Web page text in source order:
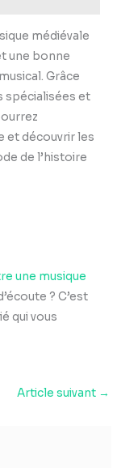
médiévale
une bonne
Grâce
spécialisées et
et découvrir les
de l’histoire
une musique
? C’est
qui vous
Article suivant →